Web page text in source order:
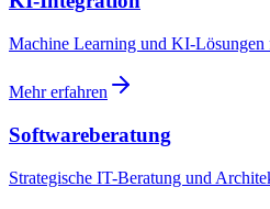
Machine Learning und KI-Lösungen
Mehr erfahren
Softwareberatung
Strategische IT-Beratung und